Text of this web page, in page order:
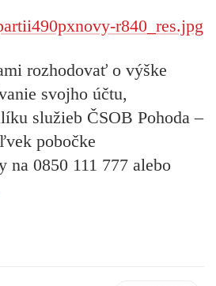
rozhodovať o výške
svojho účtu,
služieb ČSOB Pohoda –
pobočke
na 0850 111 777 alebo